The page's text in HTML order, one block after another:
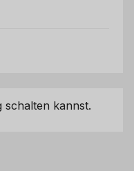
schalten kannst.